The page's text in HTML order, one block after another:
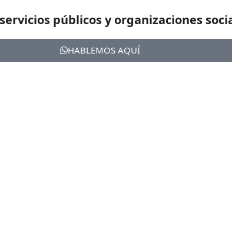
públicos y organizaciones
HABLEMOS AQUÍ